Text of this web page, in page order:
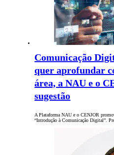
Comunicação
quer aprofundar
área, a NAU e o
sugestão
A Plataforma NAU e o CENJOR
“Introdução à Comunicação Digital”.